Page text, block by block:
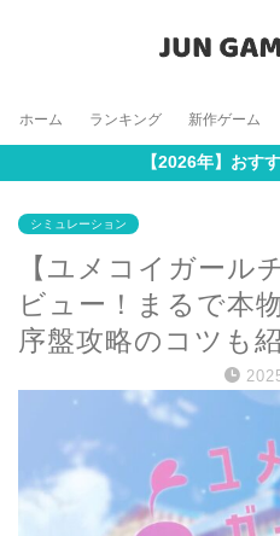
ホーム ランキング 新作ゲーム
【2026年】おす
シミュレーション
【ユメコイガール
ビュー！まるで本
序盤攻略のコツも紹